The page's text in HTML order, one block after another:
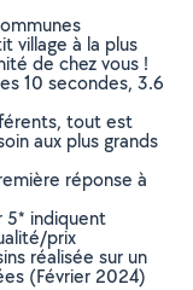
village à la plus
de chez vous !
10 secondes, 3.6
tout est
aux plus grands
réponse à
5* indiquent
prix
réalisée sur un
(Février 2024)